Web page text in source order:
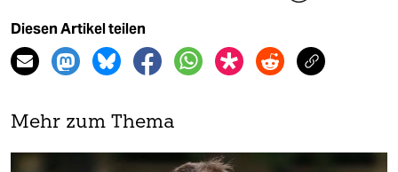
Diesen Artikel teilen
Mehr zum Thema